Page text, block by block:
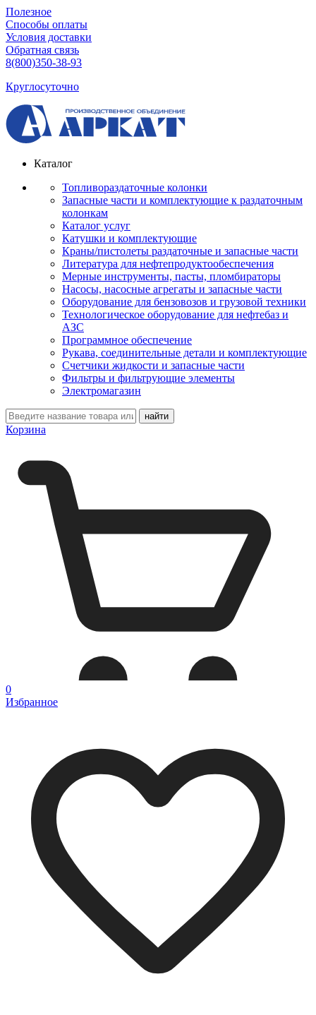
Полезное
Способы оплаты
Условия доставки
Обратная связь
8(800)350-38-93
Круглосуточно
Каталог
Топливораздаточные колонки
Запасные части и комплектующие к раздаточным
колонкам
Каталог услуг
Катушки и комплектующие
Краны/пистолеты раздаточные и запасные части
Литература для нефтепродуктообеспечения
Мерные инструменты, пасты, пломбираторы
Насосы, насосные агрегаты и запасные части
Оборудование для бензовозов и грузовой техники
Технологическое оборудование для нефтебаз и
АЗС
Программное обеспечение
Рукава, соединительные детали и комплектующие
Счетчики жидкости и запасные части
Фильтры и фильтрующие элементы
Электромагазин
Корзина
0
Избранное